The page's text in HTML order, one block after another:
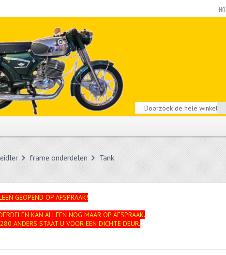
frame onderdelen Tank
GEOPEND OP AFSPRAAK!
KAN ALLEEN NOG MAAR OP AFSPRAAK.
ANDERS STAAT U VOOR EEN DICHTE DEUR.